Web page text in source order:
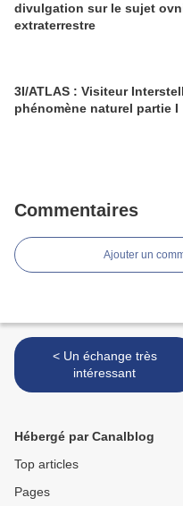
divulgation sur le sujet
extraterrestre
3I/ATLAS : Visiteur
phénomène naturel partie I
Commentaires
Ajouter un
< Un échange très
intéressant
Hébergé par Canalblog
Top articles
Pages